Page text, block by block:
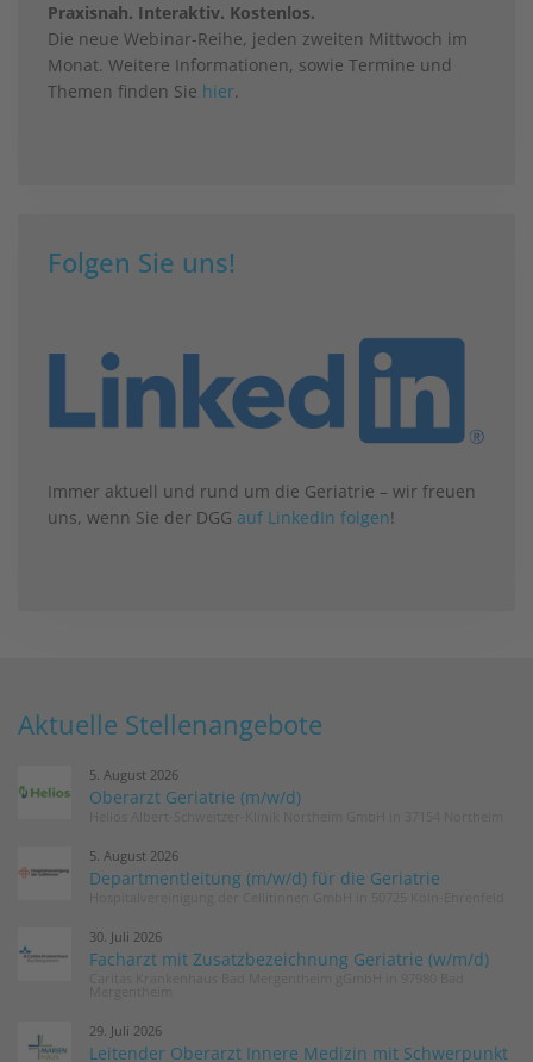
Praxisnah. Interaktiv. Kostenlos.
Die neue Webinar-Reihe, jeden zweiten Mittwoch im
Monat. Weitere Informationen, sowie Termine und
Themen finden Sie hier.
Folgen Sie uns!
Immer aktuell und rund um die Geriatrie – wir freuen
uns, wenn Sie der DGG auf LinkedIn folgen!
Aktuelle Stellenangebote
5. August 2026
Oberarzt Geriatrie (m/w/d)
5. August 2026
Departmentleitung (m/w/d) für die Geriatrie
30. Juli 2026
Facharzt mit Zusatzbezeichnung Geriatrie (w/m/d)
29. Juli 2026
Leitender Oberarzt Innere Medizin mit Schwerpunkt